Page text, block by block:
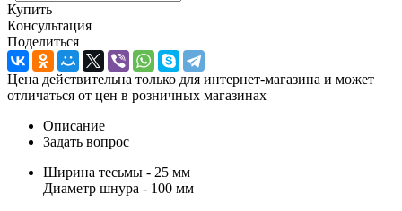
Купить
Консультация
Поделиться
Цена действительна только для интернет-магазина и может
отличаться от цен в розничных магазинах
Описание
Задать вопрос
Ширина тесьмы - 25 мм
Диаметр шнура - 100 мм